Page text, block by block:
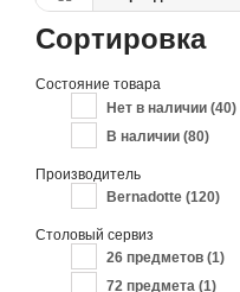
Сортировка
Состояние товара
Нет в наличии (40)
В наличии (80)
Производитель
Bernadotte (120)
Столовый сервиз
26 предметов (1)
72 предмета (1)